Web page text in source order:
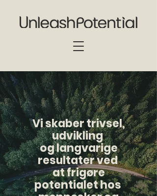
Vi skaber trivsel,
udvikling
og langvarige
resultater ved
at frigøre
potentialet hos